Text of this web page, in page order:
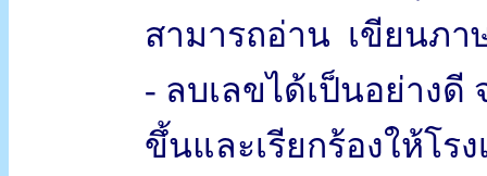
สามารถอ่าน เขียนภา
- ลบเลขได้เป็นอย่างดี
ขึ้นและเรียกร้องให้โ